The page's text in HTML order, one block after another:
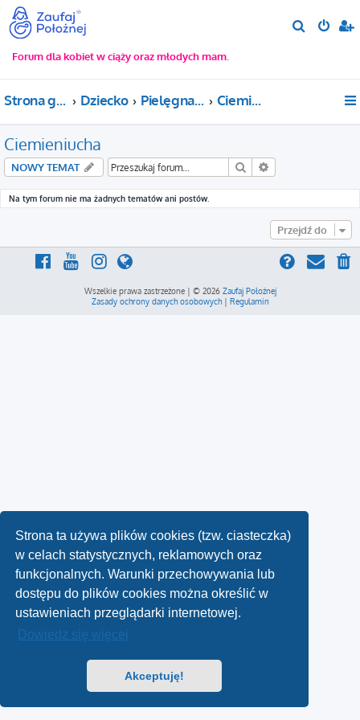
Strona ta używa plików cookies (tzw. ciasteczka)
w celach statystycznych, reklamowych oraz
funkcjonalnych. Warunki przechowywania lub
dostępu do plików cookies można określić w
ustawieniach przeglądarki internetowej.
Dowiedz się więcej
Akceptuję!
j
Forum dla kobiet w ciąży oraz młodych mam.
Strona główna Dziecko Pielęgnacja noworodka Ciemieniucha
Ciemieniucha
NOWY TEMAT Szukaj
Na tym forum nie ma żadnych tematów ani postów.
Przejdź do
Wszelkie prawa zastrzeżone | © 2026 Zaufaj Położnej
Zasady ochrony danych osobowych| Regulamin